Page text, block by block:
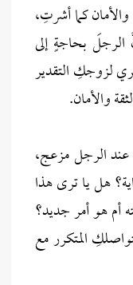
كما أشرتِ،
الرجلَ بحاجةٍ إلى
لزوجكِ التقدير
والأمان.
الرجل مزعج،
هل يا ترى هذا
أم هو أمر جديد؟
المتكرر مع